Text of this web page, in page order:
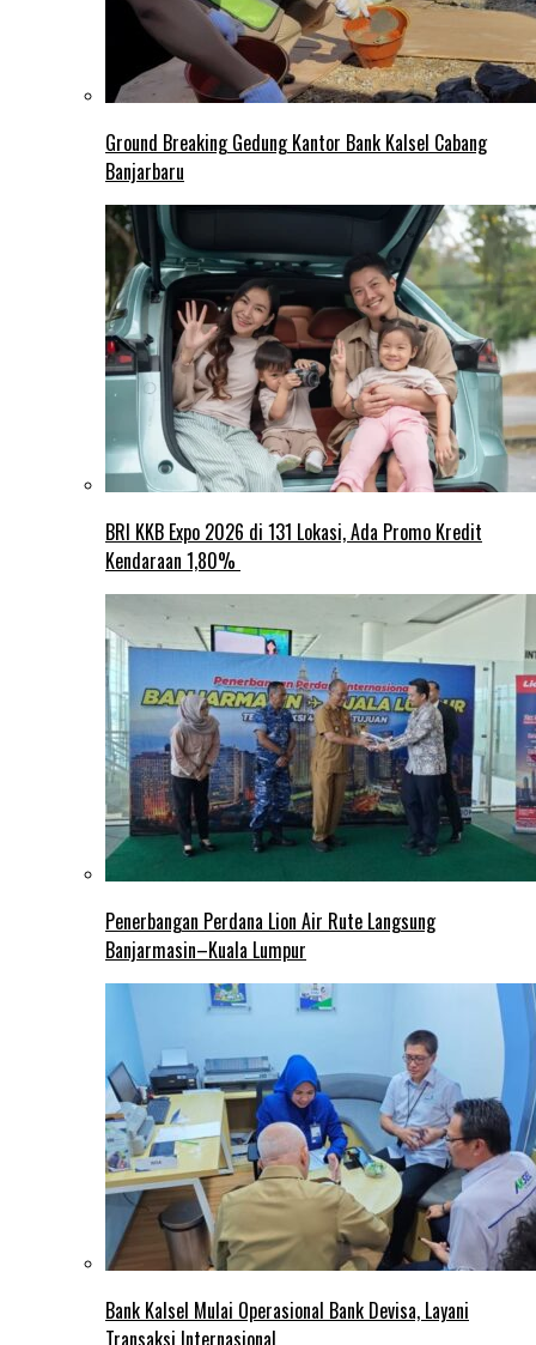
Ground Breaking Gedung Kantor Bank Kalsel Cabang
Banjarbaru
BRI KKB Expo 2026 di 131 Lokasi, Ada Promo Kredit
Kendaraan 1,80%
Penerbangan Perdana Lion Air Rute Langsung
Banjarmasin–Kuala Lumpur
Bank Kalsel Mulai Operasional Bank Devisa, Layani
Transaksi Internasional